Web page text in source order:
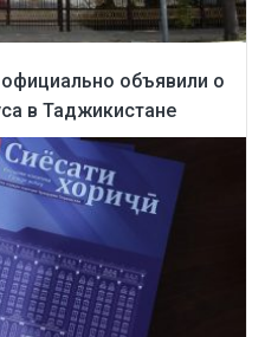
объявили о
в Таджикистане